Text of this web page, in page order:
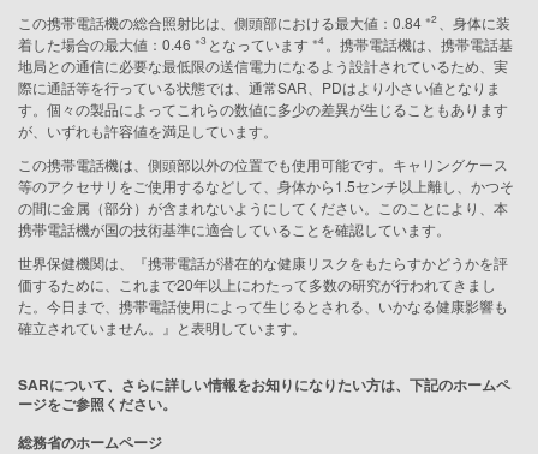
この携帯電話機の総合照射比は、側頭部における最大値：0.84 ※2
、身体に装
着した場合の最大値：0.46 ※3 となっています ※4 。携帯電話機は、携帯電話基
地局との通信に必要な最低限の送信電力になるよう設計されているため、実
際に通話等を行っている状態では、通常SAR、PDはより小さい値となりま
す。個々の製品によってこれらの数値に多少の差異が生じることもあります
が、いずれも許容値を満足しています。
この携帯電話機は、側頭部以外の位置でも使用可能です。キャリングケース
等のアクセサリをご使用するなどして、身体から1.5センチ以上離し、かつそ
の間に金属（部分）が含まれないようにしてください。このことにより、本
携帯電話機が国の技術基準に適合していることを確認しています。
世界保健機関は、『携帯電話が潜在的な健康リスクをもたらすかどうかを評
価するために、これまで20年以上にわたって多数の研究が行われてきまし
た。今日まで、携帯電話使用によって生じるとされる、いかなる健康影響も
確立されていません。』と表明しています。
SARについて、さらに詳しい情報をお知りになりたい方は、下記のホームペ
ージをご参照ください。
総務省のホームページ